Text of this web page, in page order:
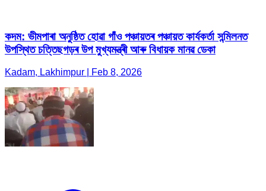
কদম: ভীমপাৰা অনুষ্ঠিত হোৱা গাঁও পঞ্চায়তৰ পঞ্চায়ত কাৰ্যকৰ্তা সন্মিলনত
উপস্থিত চত্তিছগড়ৰ উপ মুখ্যমন্ত্ৰী আৰু বিধায়ক মানৱ ডেকা
Kadam, Lakhimpur | Feb 8, 2026